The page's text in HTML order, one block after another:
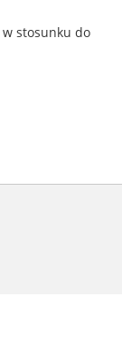
w stosunku do